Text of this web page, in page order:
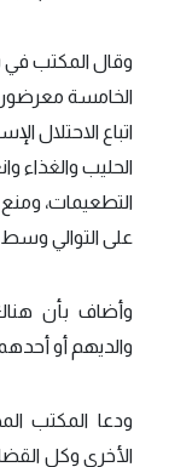
الخامسة
اتباع الاحتلال
الحليب والغذاء
التطعيمات، ومنع
على التوالي
والديهم أو
ودعا المكتب
الأخرى وكل